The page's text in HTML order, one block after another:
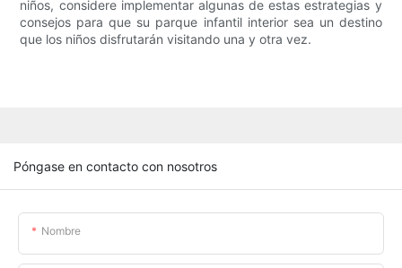
niños, considere implementar algunas de estas estrategias y
consejos para que su parque infantil interior sea un destino
que los niños disfrutarán visitando una y otra vez.
Póngase en contacto con nosotros
Nombre